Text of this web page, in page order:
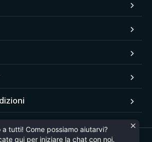
a tutti! Come possiamo aiutarvi?
qui per iniziare la chat con noi.